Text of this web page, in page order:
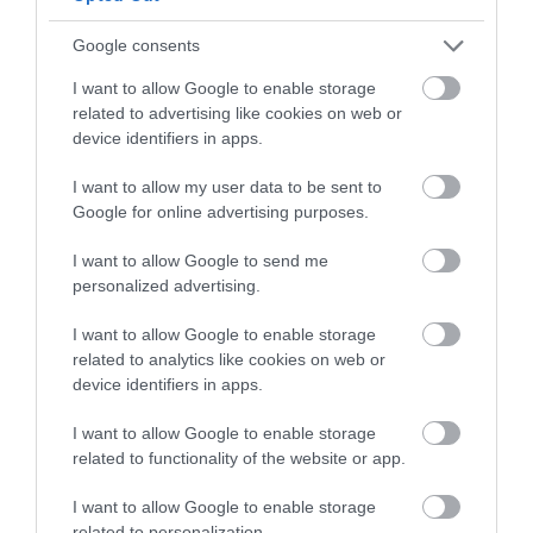
Google consents
I want to allow Google to enable storage
related to advertising like cookies on web or
device identifiers in apps.
I want to allow my user data to be sent to
Google for online advertising purposes.
I want to allow Google to send me
personalized advertising.
I want to allow Google to enable storage
related to analytics like cookies on web or
device identifiers in apps.
I want to allow Google to enable storage
related to functionality of the website or app.
I want to allow Google to enable storage
Legfrissebb híreink
KÉT AUTÓ ÜTKÖZÖTT BOGÁCSON, A
MENTŐK IS A HELYSZÍNRE ÉRKE...
HÍREK A GARÁZSBÓL: CHERY TIGGO 9
2026. augusztus 06|Barta Autó